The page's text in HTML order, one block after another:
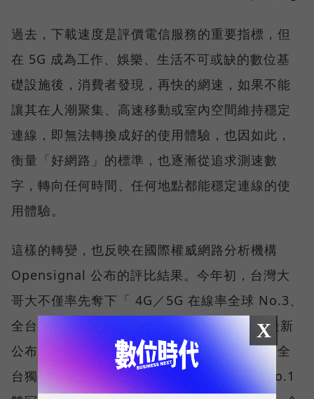
過去，下載速度是評價電信服務的重要指標，但
在 5G 成為工作、娛樂、生活不可或缺的數位基
礎設施後，消費者發現，再快的網速，如果不能
讓其在人潮聚集、高速移動或室內空間維持穩定
連線，即無法轉換成好的使用體驗，也因如此，
衡量「好網路」的標準，也逐漸從追求測速數
字，轉向任何時間、任何地點都能穩定連線的使
用體驗。
這樣的轉變，也反映在國際權威網路分析機構
Opensignal 公布的評比結果。今年初，台灣大
哥大不僅率先奪下「 4G／5G 在線率全球 No.3、
全台 No.1 」國際級榮譽，在 Opensignal 最新
公布的台灣行動網路體驗報告中，更一舉斬獲全
台獨有的「可靠性體驗」與「品質一致性」No.1
X